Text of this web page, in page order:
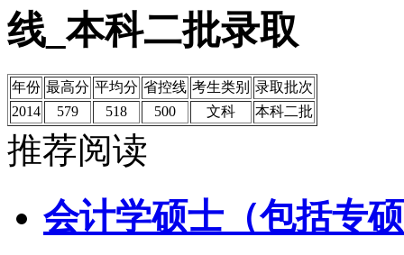
线_本科二批录取
年份 最高分 平均分 省控线 考生类别 录取批次
2014
579 518 500 文科 本科二批
推荐阅读
会计学硕士（包括专